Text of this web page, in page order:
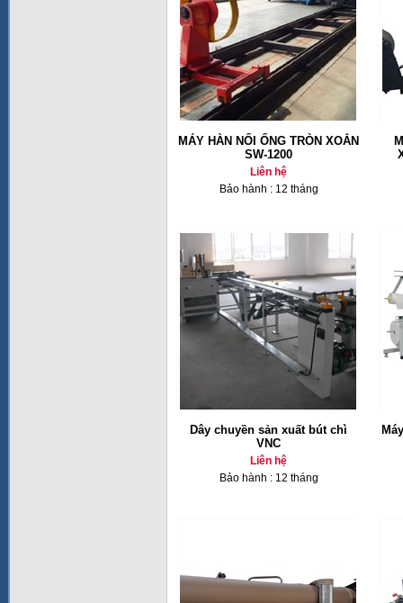
MÁY HÀN NỐI ỐNG TRÒN XOẮN
SW-1200
Liên hệ
Bảo hành : 12 tháng
Dây chuyền sản xuất bút chì
VNC
Liên hệ
Bảo hành : 12 tháng